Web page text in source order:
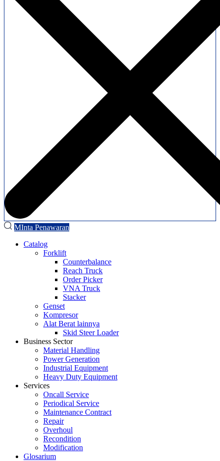
MInta Penawaran
Catalog
Forklift
Counterbalance
Reach Truck
Order Picker
VNA Truck
Stacker
Genset
Kompresor
Alat Berat lainnya
Skid Steer Loader
Business Sector
Material Handling
Power Generation
Industrial Equipment
Heavy Duty Equipment
Services
Oncall Service
Periodical Service
Maintenance Contract
Repair
Overhoul
Recondition
Modification
Glosarium